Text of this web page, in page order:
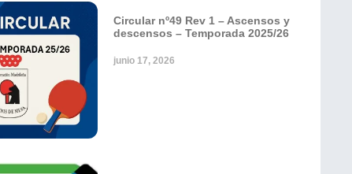
Circular nº49 Rev 1 – Ascensos y
descensos – Temporada 2025/26
junio 17, 2026